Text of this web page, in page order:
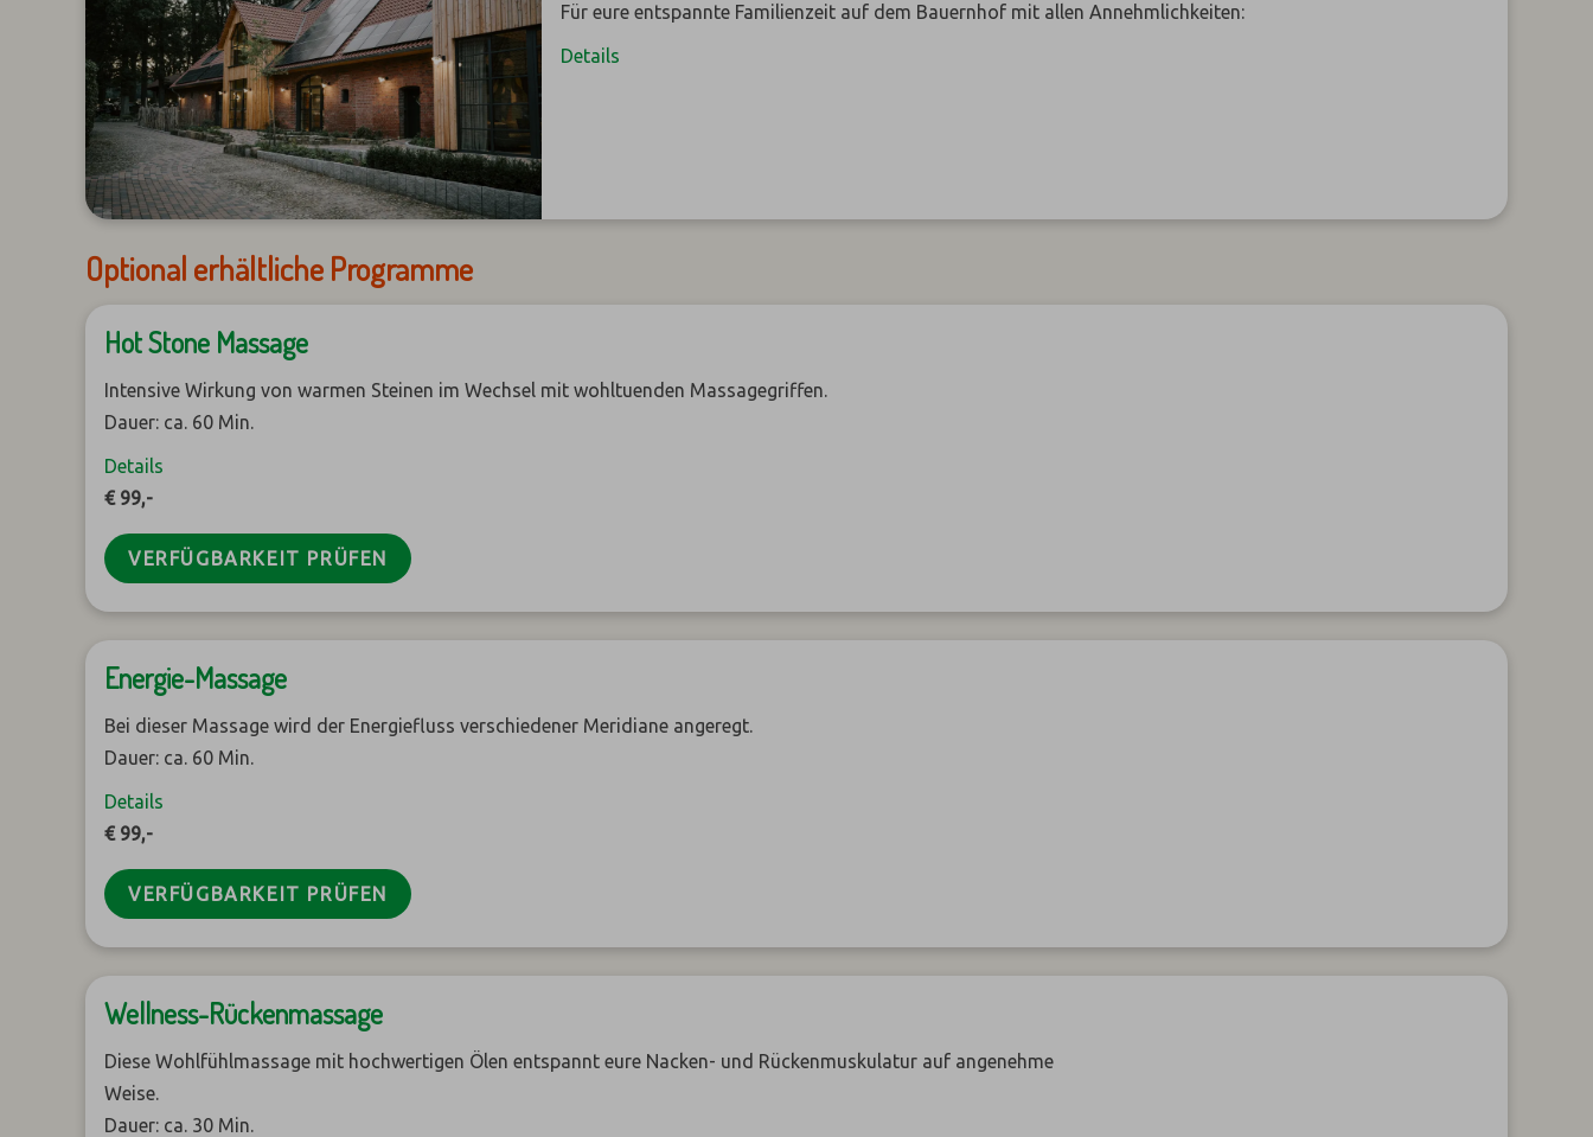
Für eure entspannte Familienzeit auf dem Bauernhof mit allen Annehmlichkeiten:
Details
Optional erhältliche Programme
Hot Stone Massage
Intensive Wirkung von warmen Steinen im Wechsel mit wohltuenden Massagegriffen.
Dauer: ca. 60 Min.
Details
€ 99,-
VERFÜGBARKEIT PRÜFEN
Energie-Massage
Bei dieser Massage wird der Energiefluss verschiedener Meridiane angeregt.
Dauer: ca. 60 Min.
Details
€ 99,-
VERFÜGBARKEIT PRÜFEN
Wellness-Rückenmassage
Diese Wohlfühlmassage mit hochwertigen Ölen entspannt eure Nacken- und Rückenmuskulatur auf angenehme
Weise.
Dauer: ca. 30 Min.